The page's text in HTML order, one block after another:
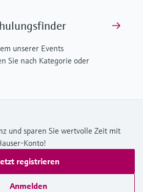
unserer Events
Sie nach Kategorie oder
und sparen Sie wertvolle Zeit mit
Konto!
registrieren
Anmelden